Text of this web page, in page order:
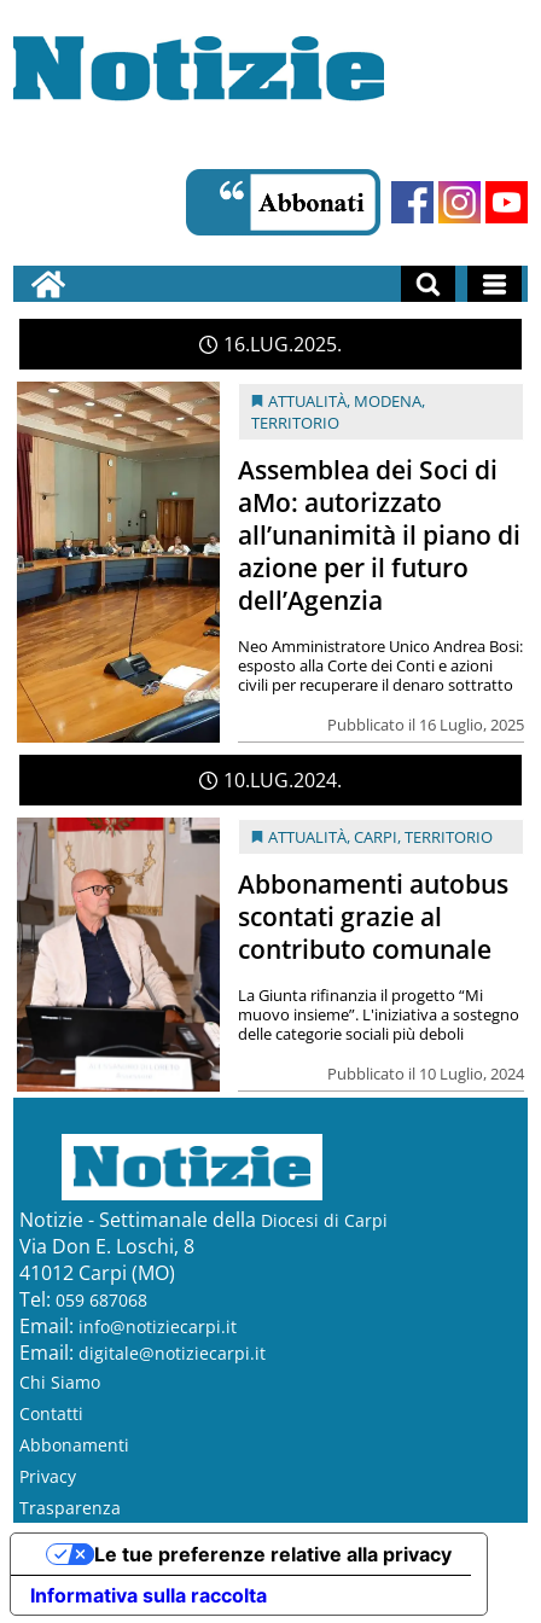
16 LUG 2025
ATTUALITÀ, MODENA,
TERRITORIO
Assemblea dei Soci di
aMo: autorizzato
all’unanimità il piano di
azione per il futuro
dell’Agenzia
Pubblicato il 16 Luglio, 2025
Neo Amministratore Unico Andrea Bosi:
esposto alla Corte dei Conti e azioni
civili per recuperare il denaro sottratto
10 LUG 2024
ATTUALITÀ,CARPI,TERRITORIO
Abbonamenti autobus
scontati grazie al
contributo comunale
Pubblicato il 10 Luglio, 2024
La Giunta rifinanzia il progetto “Mi
muovo insieme”. L'iniziativa a sostegno
delle categorie sociali più deboli
Notizie - Settimanale della Diocesi di Carpi
Via Don E. Loschi, 8
41012 Carpi (MO)
Tel: 059 687068
Email: info@notiziecarpi.it
Email: digitale@notiziecarpi.it
Chi Siamo
Contatti
Abbonamenti
Privacy
Trasparenza
Informativa sulla raccolta
Le tue preferenze relative alla privacy